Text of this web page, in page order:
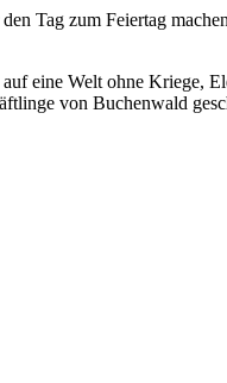
Tag zum Feiertag
eine Welt ohne Kriege,
von Buchenwald